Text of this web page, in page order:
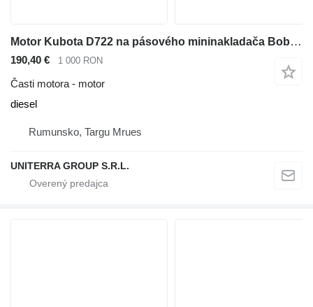
Motor Kubota D722 na pásového mininakladača Bobcat MT52
190,40 € 1 000 RON
Časti motora - motor
diesel
Rumunsko, Targu Mrues
UNITERRA GROUP S.R.L.